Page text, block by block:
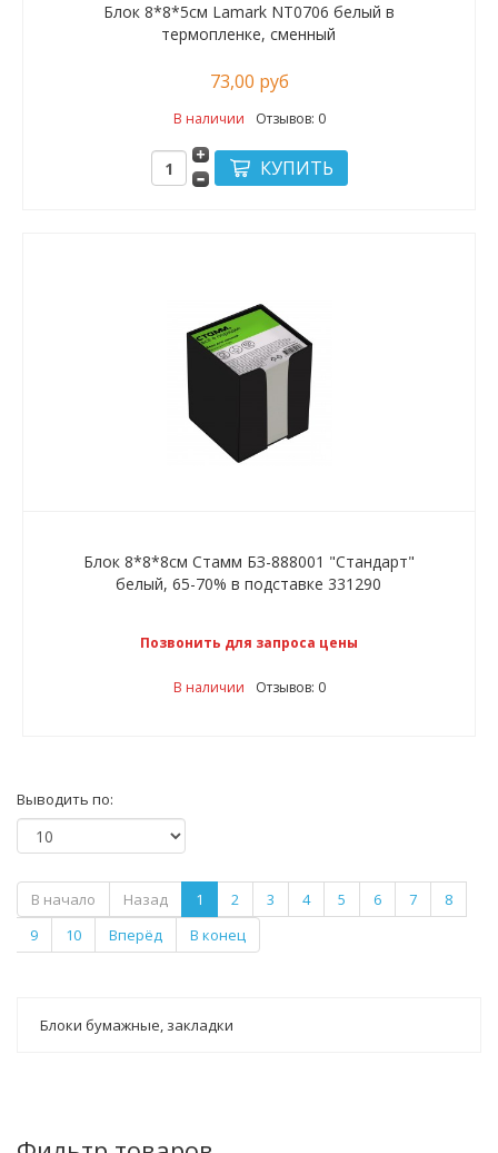
Блок 8*8*5см Lamark NT0706 белый в
термопленке, сменный
73,00 руб
В наличии Отзывов: 0
Блок 8*8*8см Стамм БЗ-888001 "Стандарт"
белый, 65-70% в подставке 331290
Позвонить для запроса цены
В наличии Отзывов: 0
Выводить по:
В начало Назад 1 2 3 4 5 6 7
8
9
10 Вперёд В конец
Блоки бумажные, закладки